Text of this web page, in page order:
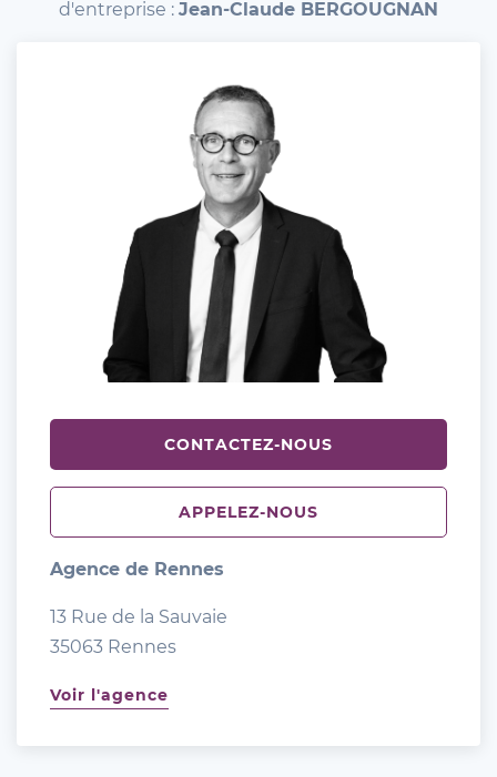
d'entreprise : Jean-Claude BERGOUGNAN
CONTACTEZ-NOUS
APPELEZ-NOUS
Agence de Rennes
13 Rue de la Sauvaie
35063 Rennes
Voir l'agence